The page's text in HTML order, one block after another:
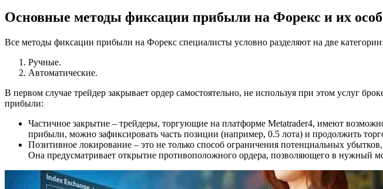
Основные методы фиксации прибыли на Форекс и их
Все методы фиксации прибыли на Форекс специалисты условно разделяют на две категории:
Ручные.
Автоматические.
В первом случае трейдер закрывает ордер самостоятельно, не используя при этом услуг
прибыли:
Частичное закрытие – трейдеры, торгующие на платформе Metatrader4, имеют
прибыли, можно зафиксировать часть позиции (например, 0.5 лота) и продолжить
Позитивное локирование – это не только способ ограничения потенциальных
Она предусматривает открытие противоположного ордера, позволяющего в нужный